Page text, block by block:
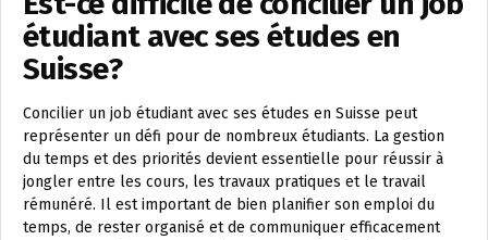
étudiant avec ses études en
Suisse?
Concilier un job étudiant avec ses études en Suisse peut
représenter un défi pour de nombreux étudiants. La gestion
du temps et des priorités devient essentielle pour réussir à
jongler entre les cours, les travaux pratiques et le travail
rémunéré. Il est important de bien planifier son emploi du
temps, de rester organisé et de communiquer efficacement